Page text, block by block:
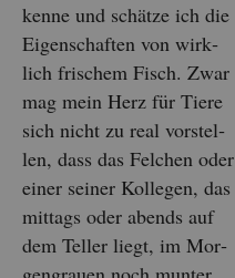
kenne und schät­ze ich die
Ei­gen­schaf­ten von wirk­
lich fri­schem Fisch. Zwar
mag mein Herz für Tiere
sich nicht zu real vor­stel­
len, dass das Fel­chen oder
einer sei­ner Kol­le­gen, das
mit­tags oder abends auf
dem Tel­ler liegt, im Mor­